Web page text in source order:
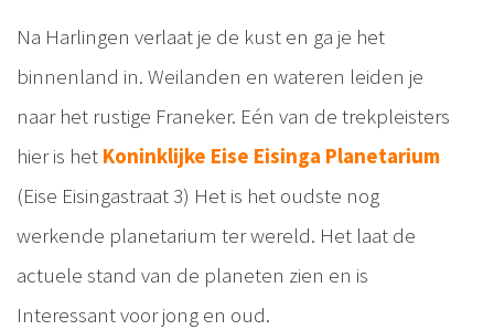
Na Harlingen verlaat je de kust en ga je het
binnenland in. Weilanden en wateren leiden je
naar het rustige Franeker. Eén van de trekpleisters
hier is het Koninklijke Eise Eisinga Planetarium
(Eise Eisingastraat 3) Het is het oudste nog
werkende planetarium ter wereld. Het laat de
actuele stand van de planeten zien en is
Interessant voor jong en oud.